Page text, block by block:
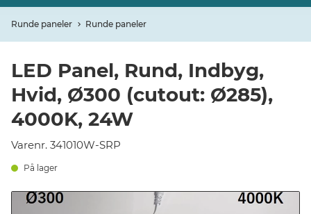
DECO
PROFIL
Runde paneler Runde paneler
LED Panel, Rund, Indbyg,
Hvid, Ø300 (cutout: Ø285),
4000K, 24W
Varenr. 341010W-SRP
På lager